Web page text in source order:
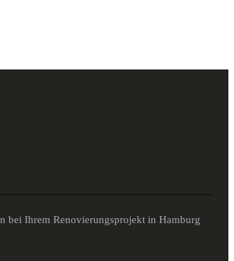
bei Ihrem Renovierungsprojekt in Hamburg